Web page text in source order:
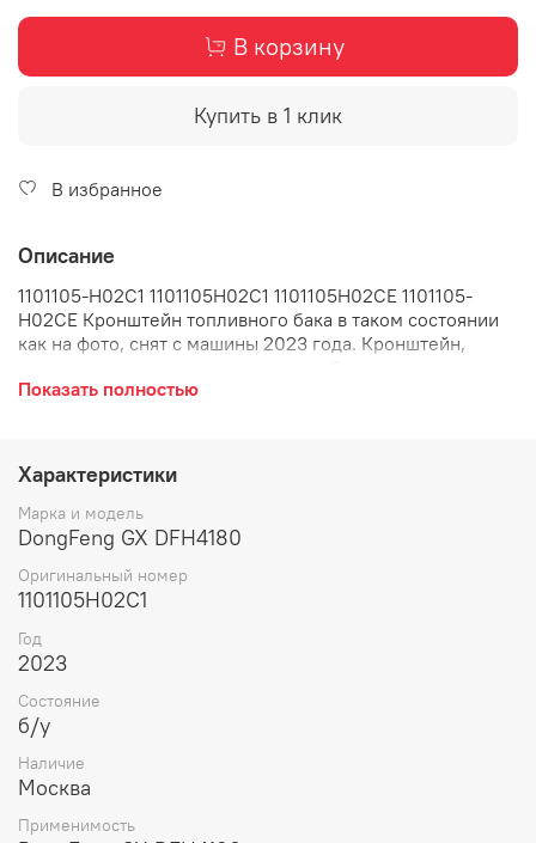
В корзину
Купить в 1 клик
В избранное
Описание
1101105-H02C1 1101105H02C1 1101105H02CE 1101105-
H02CE Кронштейн топливного бака в таком состоянии
как на фото, снят с машины 2023 года. Кронштейн,
крепеж, лента, лента крепления бака, фиксатор бак.
Показать полностью
Характеристики
Марка и модель
DongFeng GX DFH4180
Оригинальный номер
1101105H02C1
Год
2023
Состояние
б/у
Наличие
Москва
Применимость